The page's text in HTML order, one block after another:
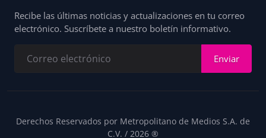
Recibe las últimas noticias y actualizaciones en tu correo
electrónico. Suscríbete a nuestro boletín informativo.
Enviar
Derechos Reservados por Metropolitano de Medios S.A. de
C.V. / 2026 ®